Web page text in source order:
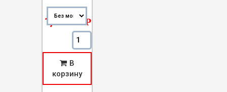
–
1,050.00Р
Количество Счетчик Холодной Воды
В
корзину